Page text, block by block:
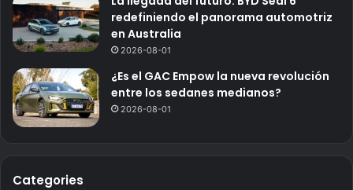
redefiniendo el panorama automotriz
en Australia
2026-08-01
¿Es el GAC Empow la nueva revolución
entre los sedanes medianos?
2026-08-01
Categories